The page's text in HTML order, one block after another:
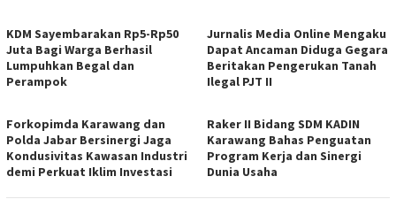
KDM Sayembarakan Rp5-Rp50
Juta Bagi Warga Berhasil
Lumpuhkan Begal dan
Perampok
Jurnalis Media Online Mengaku
Dapat Ancaman Diduga Gegara
Beritakan Pengerukan Tanah
Ilegal PJT II
Forkopimda Karawang dan
Polda Jabar Bersinergi Jaga
Kondusivitas Kawasan Industri
demi Perkuat Iklim Investasi
Raker II Bidang SDM KADIN
Karawang Bahas Penguatan
Program Kerja dan Sinergi
Dunia Usaha